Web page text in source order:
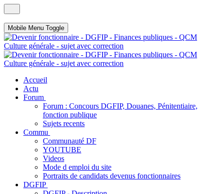
Mobile Menu Toggle
Accueil
Actu
Forum
Forum : Concours DGFIP, Douanes, Pénitentiaire,
fonction publique
Sujets recents
Commu
Communauté DF
YOUTUBE
Videos
Mode d emploi du site
Portraits de candidats devenus fonctionnaires
DGFIP